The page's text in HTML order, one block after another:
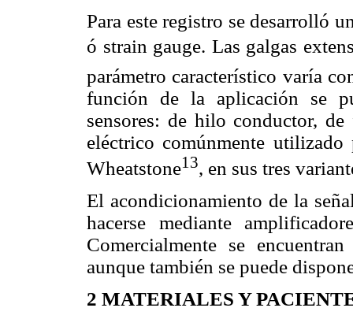
Para este registro se desarrolló
ó strain gauge. Las galgas
parámetro característico varía
función de la aplicación se
sensores: de hilo conductor,
eléctrico comúnmente
Wheatstone13, en sus tres
El acondicionamiento de la
hacerse mediante
Comercialmente se
aunque también se puede
2 MATERIALES Y